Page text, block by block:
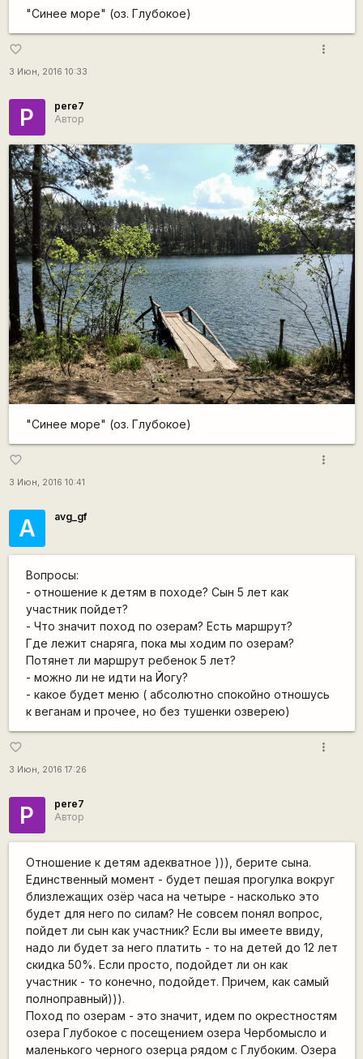
"Синее море" (оз. Глубокое)
favorite_border
3 Июн, 2016 10:33
more_vert
P
pere7
Автор
"Синее море" (оз. Глубокое)
favorite_border
3 Июн, 2016 10:41
more_vert
А avg_gf
Вопросы:
- отношение к детям в походе? Сын 5 лет как
участник пойдет?
- Что значит поход по озерам? Есть маршрут?
Где лежит снаряга, пока мы ходим по озерам?
Потянет ли маршрут ребенок 5 лет?
- можно ли не идти на Йогу?
- какое будет меню ( абсолютно спокойно отношусь
к веганам и прочее, но без тушенки озверею)
favorite_border
3 Июн, 2016 17:26
more_vert
P
pere7
Автор
Отношение к детям адекватное ))), берите сына.
Единственный момент - будет пешая прогулка вокруг
близлежащих озёр часа на четыре - насколько это
будет для него по силам? Не совсем понял вопрос,
пойдет ли сын как участник? Если вы имеете ввиду,
надо ли будет за него платить - то на детей до 12 лет
скидка 50%. Если просто, подойдет ли он как
участник - то конечно, подойдет. Причем, как самый
полноправный))).
Поход по озерам - это значит, идем по окрестностям
озера Глубокое с посещением озера Чербомысло и
маленького черного озерца рядом с Глубоким. Озера